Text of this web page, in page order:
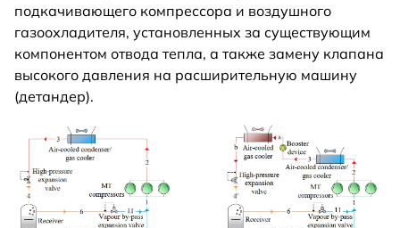
подкачивающего компрессора и воздушного
газоохладителя, установленных за существующим
компонентом отвода тепла, а также замену клапана
высокого давления на расширительную машину
(детандер).